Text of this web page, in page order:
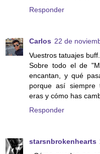
Responder
Carlos 22 de
Vuestros tatuajes buff..
Sobre todo el de
encantan, y qué
porque así siempre
eras y cómo has
Responder
starsnbrokenhearts